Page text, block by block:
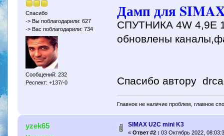
Спасибо
-> Вы поблагодарили: 627
-> Вас поблагодарили: 734
Сообщений: 232
Респект: +137/-0
Дамп для
СПУТНИКА 4W 4,9E
обновлены
Спасибо автору
Главное не наличие проблем, главное
yzek65 SIMAX U2C mini K3
« Ответ #2 : 03 Октябрь 2022,